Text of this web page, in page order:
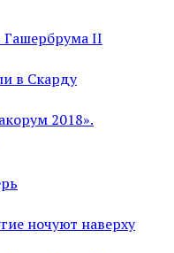
Гашербрума II
в Скарду
2018».
ночуют наверху